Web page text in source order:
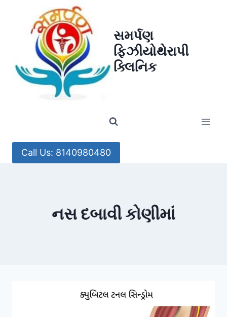
સમર્પણ
ફિઝીયોથેરાપી
ક્લિનિક
Call Us: 8140980480
નસ દબાવી કોણીમાં